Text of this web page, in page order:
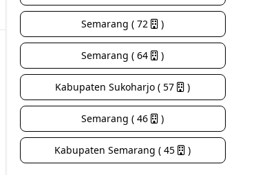
Semarang ( 72 )
Semarang ( 64 )
Kabupaten Sukoharjo ( 57 )
Semarang ( 46 )
Kabupaten Semarang ( 45 )